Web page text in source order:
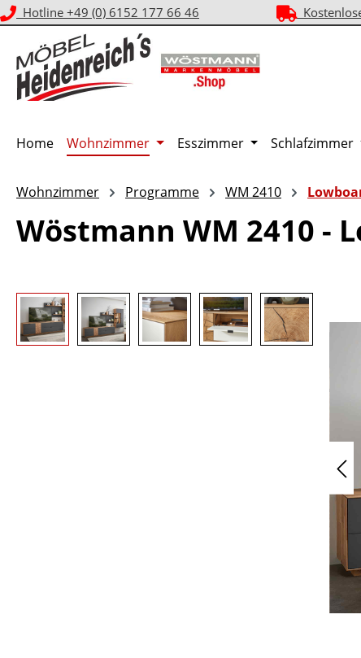
Hauptinhalt springen
Zur Suche springen
Zur Hauptnavigation springen
Hotline +49 (0) 6152 177 66 46
Home Wohnzimmer Esszimmer Schlafzimmer
Wohnzimmer Programme WM 2410
Wöstmann WM 2410 -
Bildergalerie überspringen